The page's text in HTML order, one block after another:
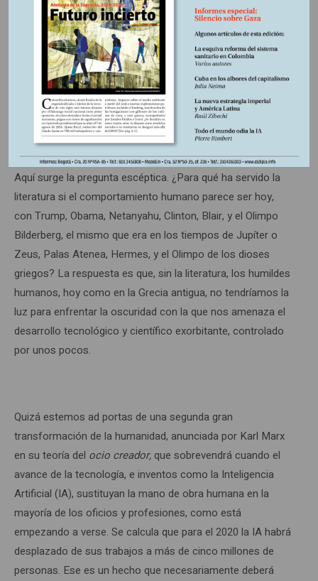
La Biblia, le imprime carta de naturaleza al monoteísmo. De
La Biblianacen las tres grandes religiones monoteístas
que hoy imperan en el mundo: la cristiana, la judía y la
islámica, en torno a las cuales se han desarrollado las
mismas guerras y las mismas pasiones que alentaron
durante los tiempos del politeísmo.
Aquí surge la pregunta escéptica. ¿Para qué ha servido la
literatura si el comportamiento humano parece ser hoy,
con Trump, Obama, Netanyahu, Clinton, Blair, y el Olimpo
Bilderberg, el mismo que era en los tiempos de Jupíter o
Zeus, Palas Atenea, Hermes, y el Olimpo de los dioses
griegos? La respuesta es que, sin la literatura, los humildes
humanos, hoy como en la Grecia antigua, no tendríamos la
luz para enfrentar la oscuridad con la que nos amenaza el
desarrollo tecnológico y científico exorbitante, controlado
por unos pocos.
Quizá estemos ad portas de una segunda gran
transformación de la humanidad, anunciada por Karl Marx
en su teoría del ocio creador,que sobrevendrá cuando el
avance de la tecnología, e inventos como la Inteligencia
Artificial (IA), sustituyan la mano de obra humana en la
mayoría de los oficios y profesiones, como está
empezando a verse. Se calcula que para el 2020 la IA habrá
desplazado de sus trabajos a más de cinco millones de
personas. Ese es un hecho que necesariamente deberá